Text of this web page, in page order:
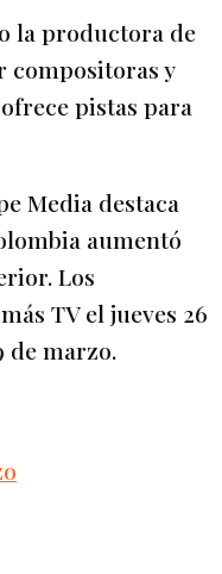
la productora de
compositoras y
pistas para
Media destaca
aumentó
Los
TV el jueves 26
de marzo.